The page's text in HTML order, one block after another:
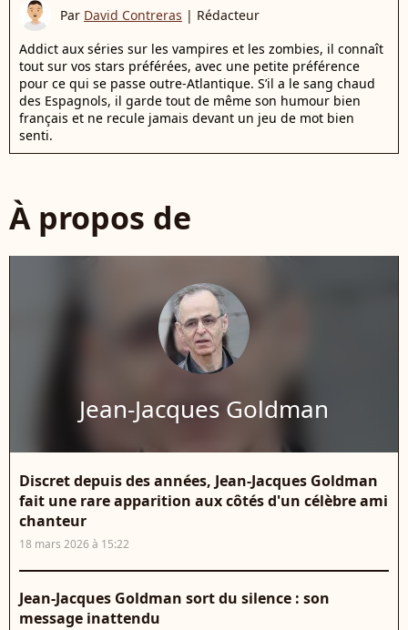
Par David Contreras | Rédacteur
Addict aux séries sur les vampires et les zombies, il connaît
tout sur vos stars préférées, avec une petite préférence
pour ce qui se passe outre-Atlantique. S’il a le sang chaud
des Espagnols, il garde tout de même son humour bien
français et ne recule jamais devant un jeu de mot bien
senti.
À propos de
Jean-Jacques Goldman
Discret depuis des années, Jean-Jacques Goldman
fait une rare apparition aux côtés d'un célèbre ami
chanteur
18 mars 2026 à 15:22
Jean-Jacques Goldman sort du silence : son
message inattendu